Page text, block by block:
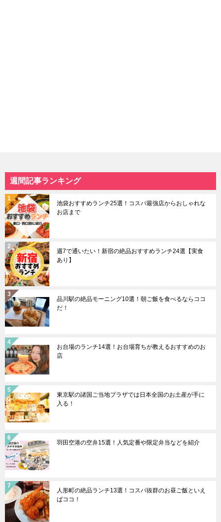
週間記事ランキング
池袋おすすめランチ25選！コスパ最強店からおしゃれな
お店まで
週7で通いたい！新宿の絶品おすすめランチ24選【実食
あり】
品川駅の絶品モーニング10選！朝ご飯を食べるならココ
だ！
お台場のランチ14選！お台場育ちが教えるおすすめのお
店
東京駅の諸国ご当地プラザでは日本全国のお土産が手に
入る！
羽田空港の空弁15選！人気定番や限定弁当などを紹介
人形町の絶品ランチ13選！コスパ抜群のお昼ご飯といえ
ばココ！